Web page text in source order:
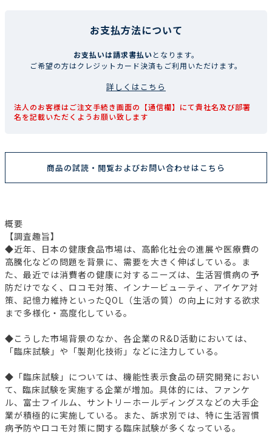
お支払方法について
お支払いは請求書払いとなります。
ご希望の方はクレジットカード決済もご利用いただけます。
詳しくはこちら
法人のお客様はご注文手続き画面の【通信欄】にて貴社名及び部署
名を記載いただくようお願い致します
商品の試読・閲覧およびお問い合わせはこちら
概要
【調査趣旨】
◆近年、日本の健康食品市場は、高齢化社会の進展や医療費の
高騰化などの問題を背景に、需要を大きく伸ばしている。ま
た、最近では消費者の健康に対するニーズは、生活習慣病の予
防だけでなく、ロコモ対策、インナービューティ、アイケア対
策、記憶力維持といったQOL（生活の質）の向上に対する欲求
まで多様化・高度化している。
◆こうした市場背景のなか、各企業のR&D活動においては、
「臨床試験」や「製剤化技術」などに注力している。
◆「臨床試験」については、機能性表示食品の研究開発におい
て、臨床試験を実施する企業が増加。具体的には、ファンケ
ル、富士フイルム、サントリーホールディングスなどの大手企
業が積極的に実施している。また、訴求別では、特に生活習慣
病予防やロコモ対策に関する臨床試験が多くなっている。